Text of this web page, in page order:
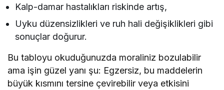
Kalp-damar hastalıkları riskinde artış,
Uyku düzensizlikleri ve ruh hali değişiklikleri gibi
sonuçlar doğurur.
Bu tabloyu okuduğunuzda moraliniz bozulabilir
ama işin güzel yanı şu: Egzersiz, bu maddelerin
büyük kısmını tersine çevirebilir veya etkisini